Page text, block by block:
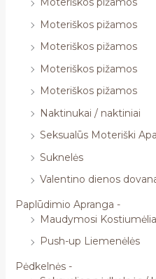
Moteriškos pižamos
Moteriškos pižamos
Moteriškos pižamos
Moteriškos pižamos
Naktinukai / naktiniai
Seksualūs Moteriški
Suknelės
Valentino dienos
Paplūdimio Apranga -
Maudymosi
Push-up Liemenėlės
Pėdkelnės -